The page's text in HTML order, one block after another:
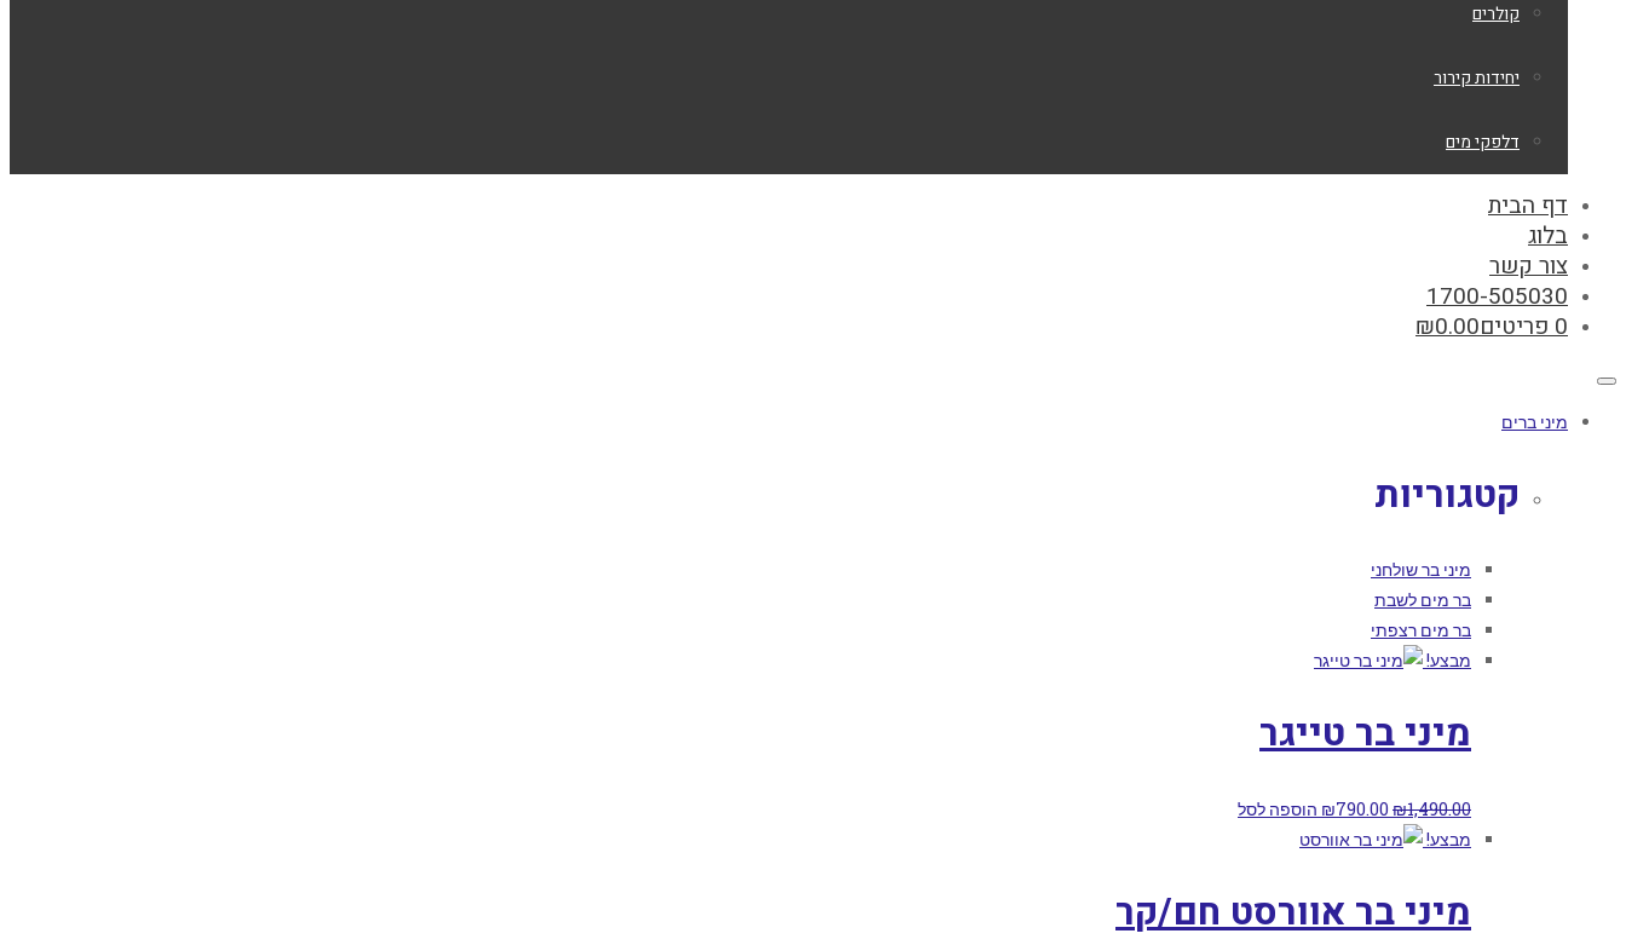
קולרים
יחידות קירור
דלפקי מים
דף הבית
בלוג
צור קשר
1700-505030
0 פריטים
₪0.00
מיני ברים
קטגוריות
מיני בר שולחני
בר מים לשבת
בר מים רצפתי
מבצע!
מיני בר טייגר
₪1,490.00
₪790.00
הוספה לסל
מבצע!
מיני בר אוורסט חם/קר